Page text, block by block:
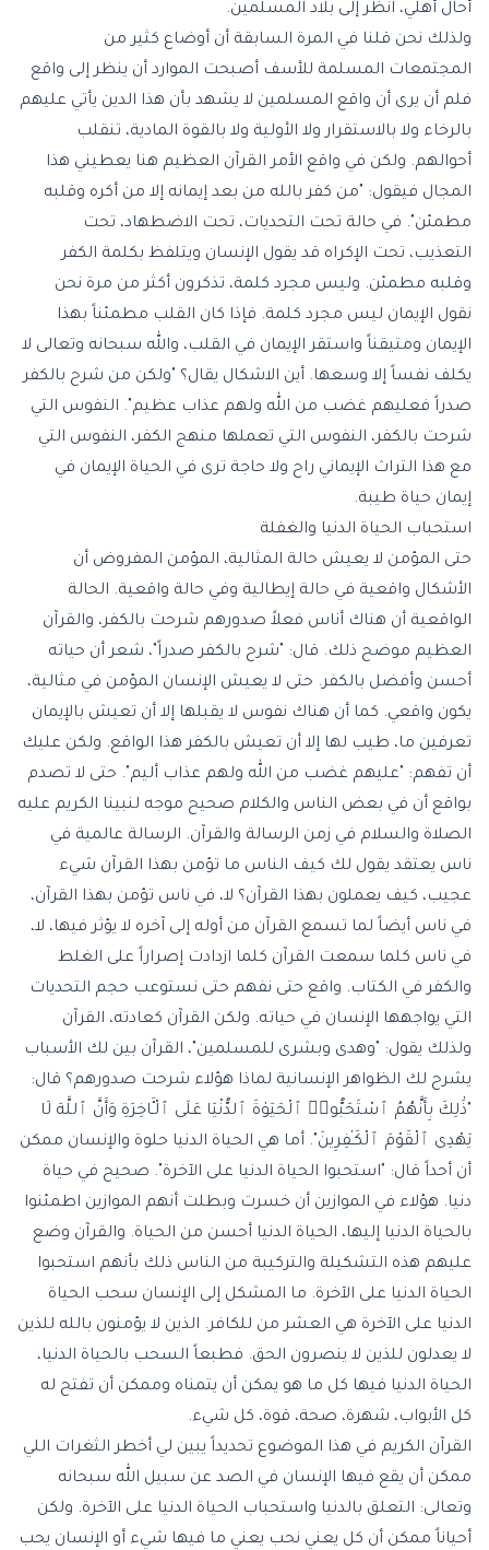
أحال أهلي، انظر إلى بلاد المسلمين.
ولذلك نحن قلنا في المرة السابقة أن أوضاع كثير من
المجتمعات المسلمة للأسف أصبحت الموارد أن ينظر إلى واقع
فلم أن يرى أن واقع المسلمين لا يشهد بأن هذا الدين يأتي عليهم
بالرخاء ولا بالاستقرار ولا الأولية ولا بالقوة المادية، تنقلب
أحوالهم. ولكن في واقع الأمر القرآن العظيم هنا يعطيني هذا
المجال فيقول: "من كفر بالله من بعد إيمانه إلا من أكره وقلبه
مطمئن". في حالة تحت التحديات، تحت الاضطهاد، تحت
التعذيب، تحت الإكراه قد يقول الإنسان ويتلفظ بكلمة الكفر
وقلبه مطمئن. وليس مجرد كلمة، تذكرون أكثر من مرة نحن
نقول الإيمان ليس مجرد كلمة. فإذا كان القلب مطمئناً بهذا
الإيمان ومتيقناً واستقر الإيمان في القلب، والله سبحانه وتعالى لا
يكلف نفساً إلا وسعها. أين الاشكال يقال؟ "ولكن من شرح بالكفر
صدراً فعليهم غضب من الله ولهم عذاب عظيم". النفوس التي
شرحت بالكفر، النفوس التي تعملها منهج الكفر، النفوس التي
مع هذا التراث الإيماني راح ولا حاجة ترى في الحياة الإيمان في
إيمان حياة طيبة.
استحباب الحياة الدنيا والغفلة
حتى المؤمن لا يعيش حالة المثالية، المؤمن المفروض أن
الأشكال واقعية في حالة إيطالية وفي حالة واقعية. الحالة
الواقعية أن هناك أناس فعلاً صدورهم شرحت بالكفر، والقرآن
العظيم موضح ذلك. قال: "شرح بالكفر صدراً"، شعر أن حياته
أحسن وأفضل بالكفر. حتى لا يعيش الإنسان المؤمن في مثالية،
يكون واقعي. كما أن هناك نفوس لا يقبلها إلا أن تعيش بالإيمان
تعرفين ما، طيب لها إلا أن تعيش بالكفر هذا الواقع. ولكن عليك
أن تفهم: "عليهم غضب من الله ولهم عذاب أليم". حتى لا تصدم
بواقع أن في بعض الناس والكلام صحيح موجه لنبينا الكريم عليه
الصلاة والسلام في زمن الرسالة والقرآن. الرسالة عالمية في
ناس يعتقد يقول لك كيف الناس ما تؤمن بهذا القرآن شيء
عجيب، كيف يعملون بهذا القرآن؟ لا، في ناس تؤمن بهذا القرآن،
في ناس أيضاً لما تسمع القرآن من أوله إلى آخره لا يؤثر فيها، لا،
في ناس كلما سمعت القرآن كلما ازدادت إصراراً على الغلط
والكفر في الكتاب. واقع حتى نفهم حتى نستوعب حجم التحديات
التي يواجهها الإنسان في حياته. ولكن القرآن كعادته، القرآن
ولذلك يقول: "وهدى وبشرى للمسلمين"، القرآن بين لك الأسباب
يشرح لك الظواهر الإنسانية لماذا هؤلاء شرحت صدورهم؟ قال:
"ذَٰلِكَ بِأَنَّهُمُ ٱسْتَحَبُّوا۟ ٱلْحَيَوٰةَ ٱلدُّنْيَا عَلَى ٱلْـَٔاخِرَةِ وَأَنَّ ٱللَّهَ لَا
يَهْدِى ٱلْقَوْمَ ٱلْكَـٰفِرِينَ". أما هي الحياة الدنيا حلوة والإنسان ممكن
أن أحداً قال: "استحبوا الحياة الدنيا على الآخرة". صحيح في حياة
دنيا. هؤلاء في الموازين أن خسرت وبطلت أنهم الموازين اطمئنوا
بالحياة الدنيا إليها، الحياة الدنيا أحسن من الحياة. والقرآن وضع
عليهم هذه التشكيلة والتركيبة من الناس ذلك بأنهم استحبوا
الحياة الدنيا على الآخرة. ما المشكل إلى الإنسان سحب الحياة
الدنيا على الآخرة هي العشر من للكافر. الذين لا يؤمنون بالله للذين
لا يعدلون للذين لا ينصرون الحق. فطبعاً السحب بالحياة الدنيا،
الحياة الدنيا فيها كل ما هو يمكن أن يتمناه وممكن أن تفتح له
كل الأبواب، شهرة، صحة، قوة، كل شيء.
القرآن الكريم في هذا الموضوع تحديداً يبين لي أخطر الثغرات اللي
ممكن أن يقع فيها الإنسان في الصد عن سبيل الله سبحانه
وتعالى: التعلق بالدنيا واستحباب الحياة الدنيا على الآخرة. ولكن
أحياناً ممكن أن كل يعني نحب يعني ما فيها شيء أو الإنسان يحب